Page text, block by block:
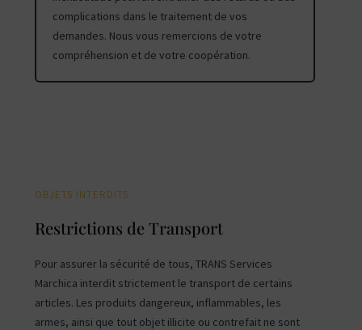
complications dans le traitement de vos
demandes. Nous vous remercions de votre
compréhension et de votre coopération.
OBJETS INTERDITS
Restrictions de Transport
Pour assurer la sécurité de tous, TRANS Services
Marchica interdit strictement le transport de certains
articles. Les produits dangereux, inflammables, les
armes, ainsi que tout objet illicite ou contrefait ne sont